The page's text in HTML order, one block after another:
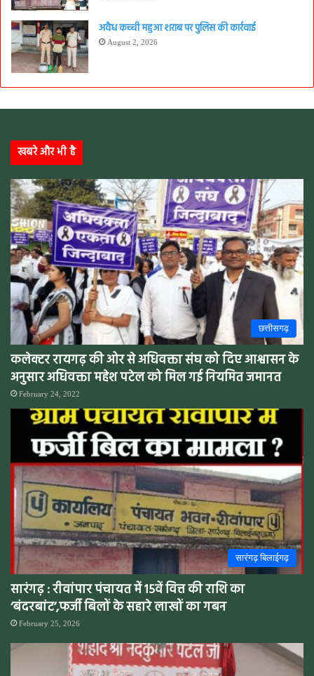
अवैध कच्ची महुआ शराब पर पुलिस की कार्रवाई
August 2, 2026
खबरे और भी है
छत्तीसगढ़
कलेक्टर रायगढ़ की ओर से अधिवक्ता संघ को दिए आश्वासन के
अनुसार अधिवक्ता महेश पटेल को मिल गई नियमित जमानत
February 24, 2022
सारंगढ़ बिलाईगढ़
सारंगढ़ : रीवांपार पंचायत में 15वें वित्त की राशि का
‘बंदरबांट’,फर्जी बिलों के सहारे लाखों का गबन
February 25, 2026